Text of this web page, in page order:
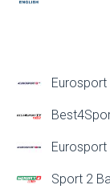
Eurosport
Eurosport
Sport 2